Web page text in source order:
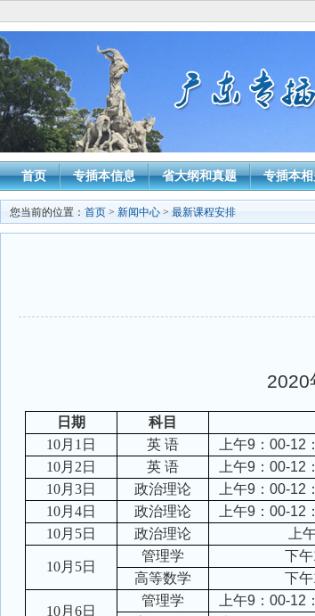
首页 专插本信息 省大纲和真题 专插本
您当前的位置： 首页 > 新闻中心 > 最新课程安排
2020
日期 科目
10月 1 日 英 语 上午9： 00-12 ：
10月 2 日 英 语 上午9： 00-12 ：
10月3日 政治理论 上午9： 00-12 ：
10月4日 政治理论 上午9： 00-12 ：
10月 5日 政治理论 上
10月 5日
管理学 下午
高等数学
下午
10月6日
管理学 上午9： 00-12 ：